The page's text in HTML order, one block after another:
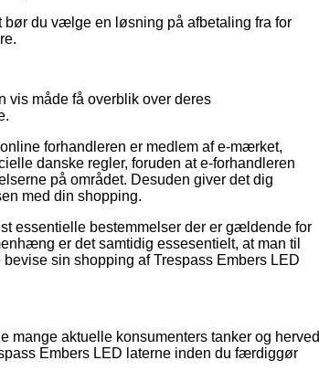
bør du vælge en løsning på afbetaling fra for
vis måde få overblik over deres
forhandleren er medlem af e-mærket,
danske regler, foruden at e-forhandleren
på området. Desuden giver det dig
med din shopping.
essentielle bestemmelser der er gældende for
er det samtidig essesentielt, at man til
sin shopping af Trespass Embers LED
aktuelle konsumenters tanker og herved
Embers LED laterne inden du færdiggør